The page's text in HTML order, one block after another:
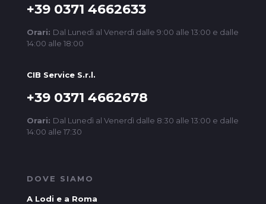
+39 0371 4662633
Orari: Dal Lunedì al Venerdì dalle 9:00 alle 13:00 e dalle
14:00 alle 18:00
CIB Service S.r.l.
+39 0371 4662678
Orari: Dal Lunedì al Venerdì dalle 8:30 alle 13:00 e dalle
14:00 alle 17:30
DOVE SIAMO
A Lodi e a Roma